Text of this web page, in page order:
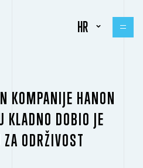
HR
KOMPANIJE HANON
KLADNO DOBIO JE
ODRŽIVOST